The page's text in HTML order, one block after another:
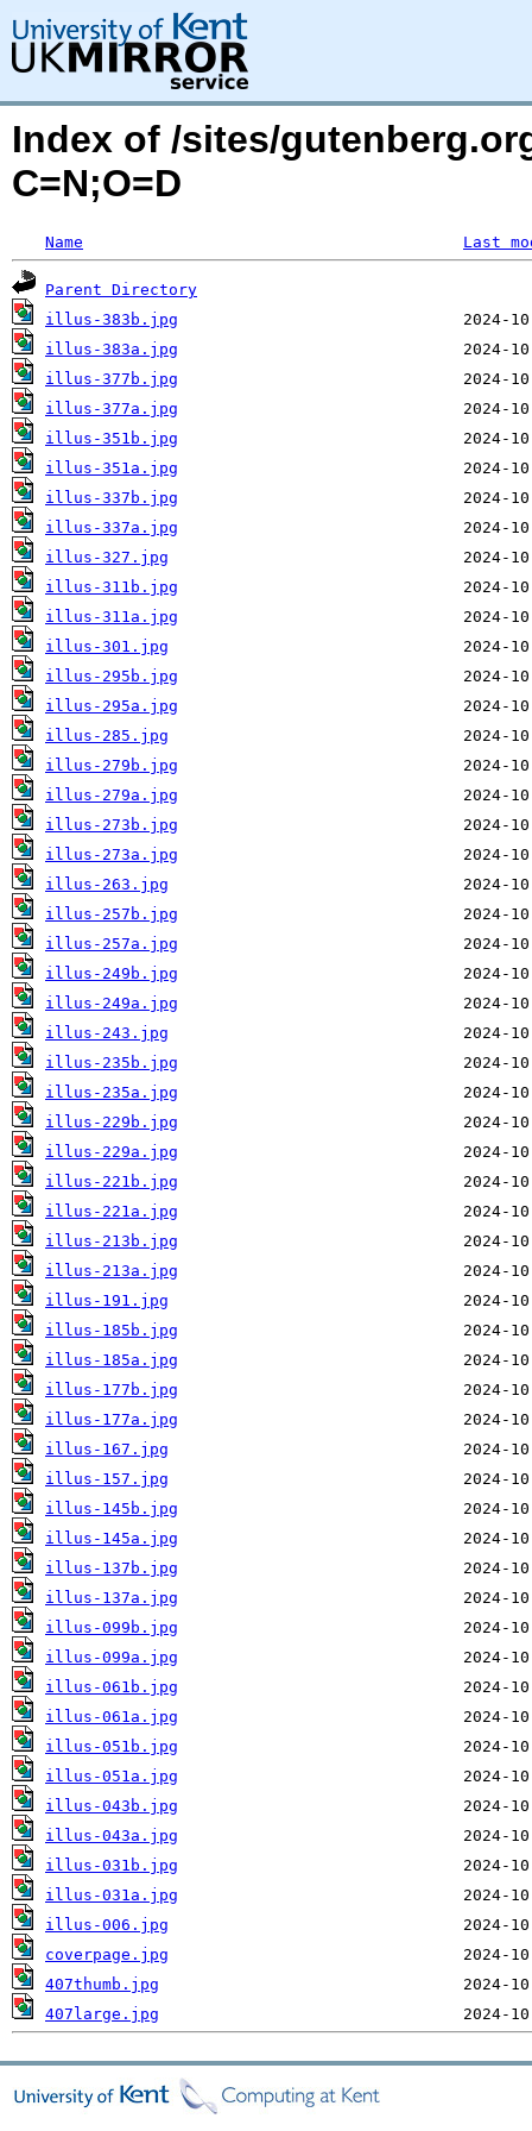
Index of /sites/
C=N;O=D
Name Last
Parent Directory
illus-383b.jpg
illus-383a.jpg
illus-377b.jpg
illus-377a.jpg
illus-351b.jpg
illus-351a.jpg
illus-337b.jpg
illus-337a.jpg
illus-327.jpg
illus-311b.jpg
illus-311a.jpg
illus-301.jpg
illus-295b.jpg
illus-295a.jpg
illus-285.jpg
illus-279b.jpg
illus-279a.jpg
illus-273b.jpg
illus-273a.jpg
illus-263.jpg
illus-257b.jpg
illus-257a.jpg
illus-249b.jpg
illus-249a.jpg
illus-243.jpg
illus-235b.jpg
illus-235a.jpg
illus-229b.jpg
illus-229a.jpg
illus-221b.jpg
illus-221a.jpg
illus-213b.jpg
illus-213a.jpg
illus-191.jpg
illus-185b.jpg
illus-185a.jpg
illus-177b.jpg
illus-177a.jpg
illus-167.jpg
illus-157.jpg
illus-145b.jpg
illus-145a.jpg
illus-137b.jpg
illus-137a.jpg
illus-099b.jpg
illus-099a.jpg
illus-061b.jpg
illus-061a.jpg
illus-051b.jpg
illus-051a.jpg
illus-043b.jpg
illus-043a.jpg
illus-031b.jpg
illus-031a.jpg
illus-006.jpg
coverpage.jpg
407thumb.jpg
407large.jpg